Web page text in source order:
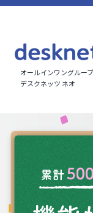
オールインワングルー
デスクネッツ ネオ